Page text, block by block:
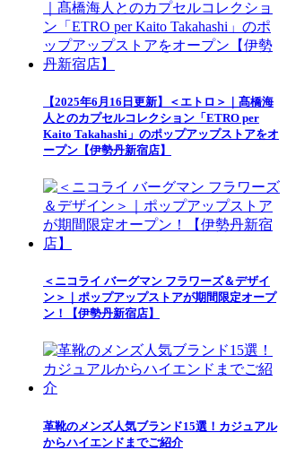
【2025年6月16日更新】＜エトロ＞｜髙橋海
人とのカプセルコレクション「ETRO per
Kaito Takahashi」のポップアップストアをオ
ープン【伊勢丹新宿店】
＜ニコライ バーグマン フラワーズ＆デザイ
ン＞｜ポップアップストアが期間限定オープ
ン！【伊勢丹新宿店】
革靴のメンズ人気ブランド15選！カジュアル
からハイエンドまでご紹介